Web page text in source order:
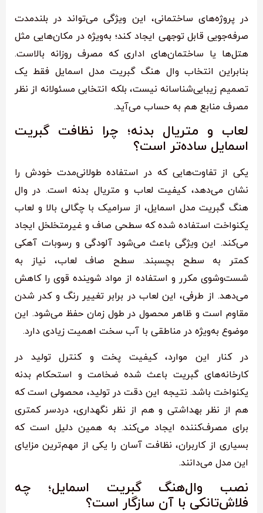
در پروژه‌های ساختمانی، این ویژگی می‌تواند در بلندمدت
صرفه‌جویی قابل توجهی ایجاد کند؛ به‌ویژه در مکان‌هایی مثل
هتل‌ها یا ساختمان‌های اداری که مصرف روزانه بالاست.
بنابراین انتخاب وال هنگ گبریت مدل اسمایل فقط یک
تصمیم زیبایی‌شناسانه نیست، بلکه انتخابی مسئولانه از نظر
مصرف منابع هم به حساب می‌آید.
لعاب و متریال بدنه؛ چرا نظافت گبریت
اسمایل ساده‌تر است؟
یکی از تفاوت‌هایی که در استفاده طولانی‌مدت خودش را
نشان می‌دهد، کیفیت لعاب و متریال بدنه است. در وال
هنگ گبریت مدل اسمایل، از سرامیک با چگالی بالا و لعاب
یکنواخت استفاده شده که سطحی صاف و غیرمتخلخل ایجاد
می‌کند. این ویژگی باعث می‌شود آلودگی و رسوبات آهکی
کمتر به سطح بچسبند. سطح صاف لعاب، نیاز به
شست‌وشوی مکرر و استفاده از مواد شوینده قوی را کاهش
می‌دهد. از طرفی، این لعاب در برابر تغییر رنگ و کدر شدن
مقاوم است و ظاهر محصول در طول زمان حفظ می‌شود. این
موضوع به‌ویژه در مناطقی با آب سخت اهمیت زیادی دارد.
در کنار این موارد، کیفیت پخت و کنترل تولید در
کارخانه‌های گبریت باعث شده ضخامت و استحکام بدنه
یکنواخت باشد. نتیجه این دقت در تولید، محصولی است که
هم از نظر بهداشتی و هم از نظر نگهداری، دردسر کمتری
برای مصرف‌کننده ایجاد می‌کند. به همین دلیل است که
بسیاری از کاربران، نظافت آسان را یکی از مهم‌ترین مزایای
این مدل می‌دانند.
نصب وال‌هنگ گبریت اسمایل؛ چه
فلاش‌تانکی با آن سازگار است؟